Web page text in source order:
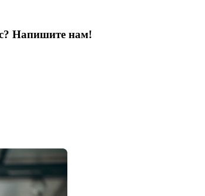
Напишите нам!